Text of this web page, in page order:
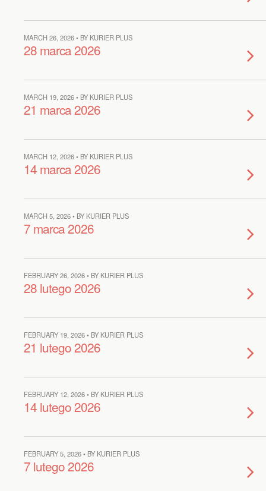
MARCH 26, 2026 • BY KURIER PLUS
28 marca 2026
MARCH 19, 2026 • BY KURIER PLUS
21 marca 2026
MARCH 12, 2026 • BY KURIER PLUS
14 marca 2026
MARCH 5, 2026 • BY KURIER PLUS
7 marca 2026
FEBRUARY 26, 2026 • BY KURIER PLUS
28 lutego 2026
FEBRUARY 19, 2026 • BY KURIER PLUS
21 lutego 2026
FEBRUARY 12, 2026 • BY KURIER PLUS
14 lutego 2026
FEBRUARY 5, 2026 • BY KURIER PLUS
7 lutego 2026